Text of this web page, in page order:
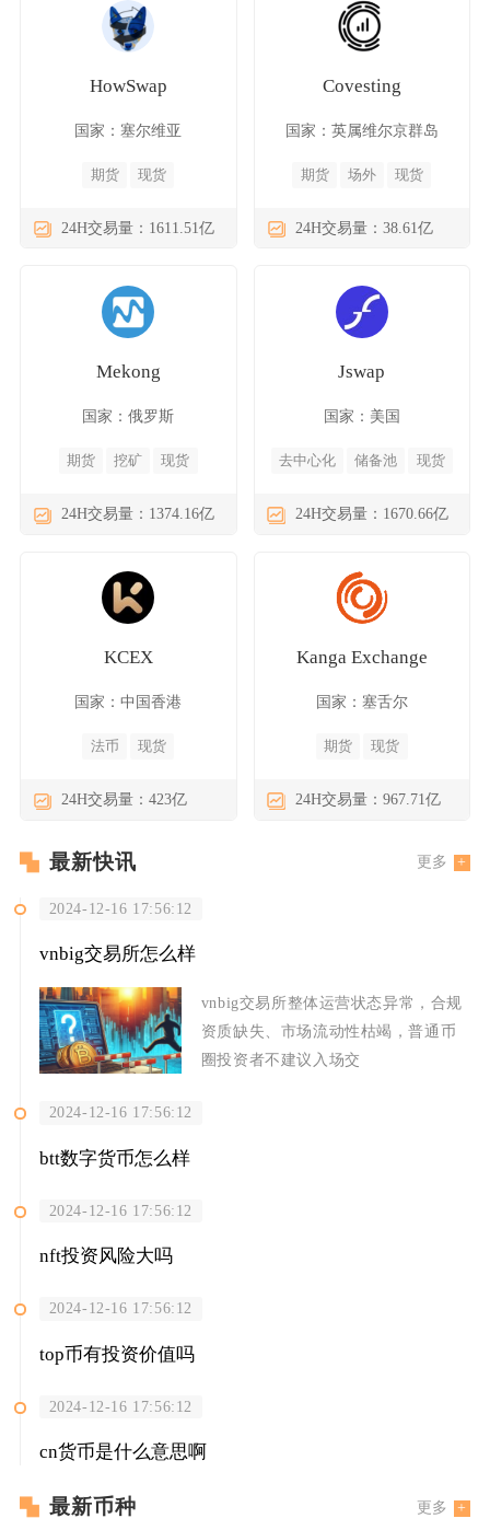
HowSwap
国家：塞尔维亚
期货 现货
24H交易量：1611.51亿
Covesting
国家：英属维尔京群岛
期货 场外 现货
24H交易量：38.61亿
Mekong
国家：俄罗斯
期货 挖矿 现货
24H交易量：1374.16亿
Jswap
国家：美国
去中心化 储备池 现货
24H交易量：1670.66亿
KCEX
国家：中国香港
法币 现货
24H交易量：423亿
Kanga Exchange
国家：塞舌尔
期货 现货
24H交易量：967.71亿
最新快讯 更多
2024-12-16 17:56:12
vnbig交易所怎么样
vnbig交易所整体运营状态异常，合规
资质缺失、市场流动性枯竭，普通币
圈投资者不建议入场交
2024-12-16 17:56:12
btt数字货币怎么样
2024-12-16 17:56:12
nft投资风险大吗
2024-12-16 17:56:12
top币有投资价值吗
2024-12-16 17:56:12
cn货币是什么意思啊
最新币种 更多